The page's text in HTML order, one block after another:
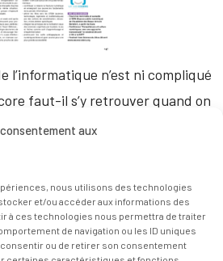
aux
nous utilisons des technologies
et/ou accéder aux informations des
à ces technologies nous permettra de traiter
de navigation ou les ID uniques
consentir ou de retirer son consentement
l’informatique n’est ni compliqué
faut-il s’y retrouver quand on
Et Encore plus dans ce
évolution. « À travers la
de façon spontanée, et
tout […]